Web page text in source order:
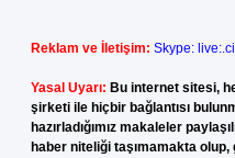
Reklam ve İletişim: Skype:
Yasal Uyarı: Bu internet sitesi,
şirketi ile hiçbir bağlantısı
hazırladığımız makaleler
haber niteliği taşımamakta